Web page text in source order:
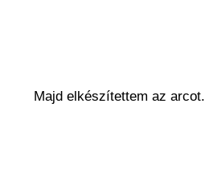
Majd elkészítettem az arcot.